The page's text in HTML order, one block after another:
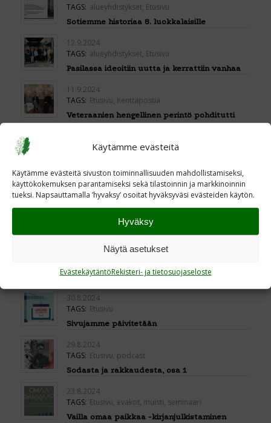
Käytämme evästeitä
Käytämme evästeitä sivuston toiminnallisuuden mahdollistamiseksi,
käyttökokemuksen parantamiseksi sekä tilastoinnin ja markkinoinnin
tueksi. Napsauttamalla ’hyvaksy’ osoitat hyväksyväsi evästeiden käytön.
Hyväksy
Näytä asetukset
EvästekäytäntöRekisteri- ja tietosuojaseloste
TAGS: alueyhdistykset, Etusivu
Sotiemme historiaa 8. luokkalaisille
12.9.2024
TAGS: alueyhdistykset, Etusivu
Pasilassa ideoitiin uutta ja kerrattiin vanhaa
11.9.2024
TAGS: Etusivu, Kenttäpostia
Veteraanien hengellinen perintö pohditutti
Siikaniemessä
10.9.2024
Vaikea tie rauhaan – Uusi Kenttäpostia-lehti
on ilmestynyt
Aselepo 4.9.1944
30.8.2024
TAGS: Etusivu
Sivujamme päivitetään
29.8.2024
TAGS: Etusivu, podcast
Sodasta ja rakkaudesta, osa 1
23.8.2024
TAGS: Etusivu, evakot, muisti, seminaari
Vailla omaa paikkaa -kirjanjulkistaminen